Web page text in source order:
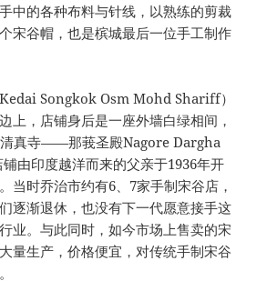
中的各种布料与针线，以熟练的剪裁
宋谷帽，也是槟城最后一位手工制作
Songkok Osm Mohd Shariff）
上，店铺身后是一座外墙白绿相间，
清真寺——那莪圣殿Nagore Dargha
由印度越洋而来的父亲于1936年开
当时乔治市约有6、7家手制宋谷店，
逐渐退休，也没有下一代愿意接手这
业。与此同时，如今市场上售卖的宋
量生产，价格便宜，对传统手制宋谷